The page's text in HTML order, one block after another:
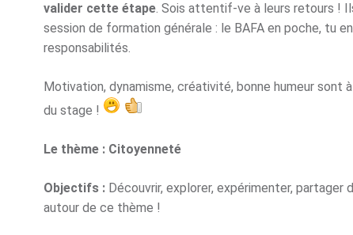
valider cette étape. Sois attentif-ve à leurs retours !
session de formation générale : le BAFA en poche, tu
responsabilités.
Motivation, dynamisme, créativité, bonne humeur sont
du stage !
Le thème : Citoyenneté
Objectifs : Découvrir, explorer, expérimenter, partager
autour de ce thème !